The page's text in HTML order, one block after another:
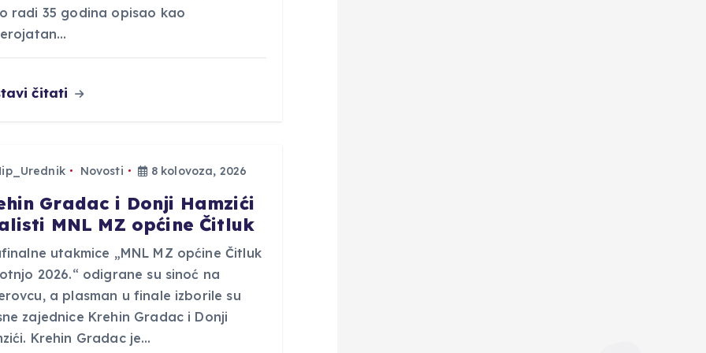
radi 35 godina opisao kao
čitati
Novosti 8 kolovoza, 2026
Gradac i Donji Hamzići
MNL MZ općine Čitluk
utakmice „MNL MZ općine Čitluk
2026.“ odigrane su sinoć na
a plasman u finale izborile su
zajednice Krehin Gradac i Donji
Krehin Gradac je…